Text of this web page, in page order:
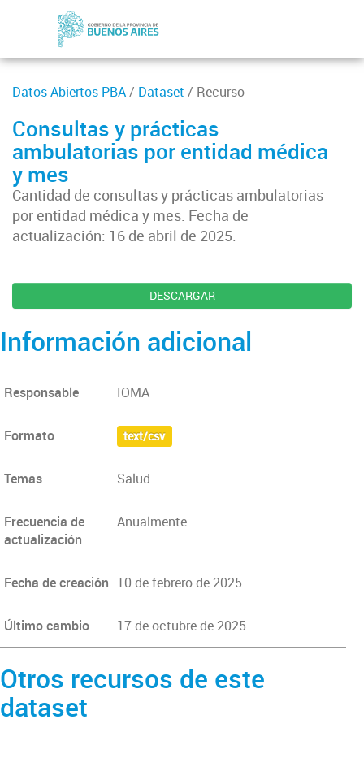
Datos Abiertos PBA/ Dataset / Recurso
Consultas y prácticas
ambulatorias por entidad médica
y mes
Cantidad de consultas y prácticas ambulatorias
por entidad médica y mes. Fecha de
actualización: 16 de abril de 2025.
DESCARGAR
Información adicional
Responsable IOMA
Formato text/csv
Temas Salud
Frecuencia de
actualización
Anualmente
Fecha de creación 10 de febrero de 2025
Último cambio 17 de octubre de 2025
Otros recursos de este
dataset